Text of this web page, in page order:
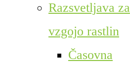
Razsvetljava za
vzgojo rastlin
Časovna